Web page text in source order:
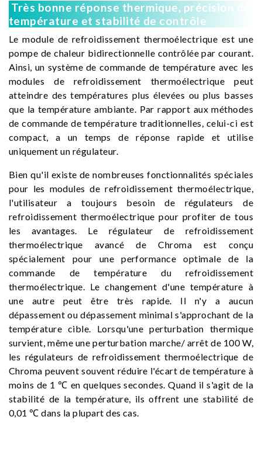
Très bonne réponse thermique, précision de
température et stabilité de contrôle
Le module de refroidissement thermoélectrique est une
pompe de chaleur bidirectionnelle contrôlée par courant.
Ainsi, un système de commande de température avec les
modules de refroidissement thermoélectrique peut
atteindre des températures plus élevées ou plus basses
que la température ambiante. Par rapport aux méthodes
de commande de température traditionnelles, celui-ci est
compact, a un temps de réponse rapide et utilise
uniquement un régulateur.
Bien qu'il existe de nombreuses fonctionnalités spéciales
pour les modules de refroidissement thermoélectrique,
l'utilisateur a toujours besoin de régulateurs de
refroidissement thermoélectrique pour profiter de tous
les avantages. Le régulateur de refroidissement
thermoélectrique avancé de Chroma est conçu
spécialement pour une performance optimale de la
commande de température du refroidissement
thermoélectrique. Le changement d'une température à
une autre peut être très rapide. Il n'y a aucun
dépassement ou dépassement minimal s'approchant de la
température cible. Lorsqu'une perturbation thermique
survient, même une perturbation marche/ arrêt de 100 W,
les régulateurs de refroidissement thermoélectrique de
Chroma peuvent souvent réduire l'écart de température à
moins de 1 ℃ en quelques secondes. Quand il s'agit de la
stabilité de la température, ils offrent une stabilité de
0,01 ℃ dans la plupart des cas.